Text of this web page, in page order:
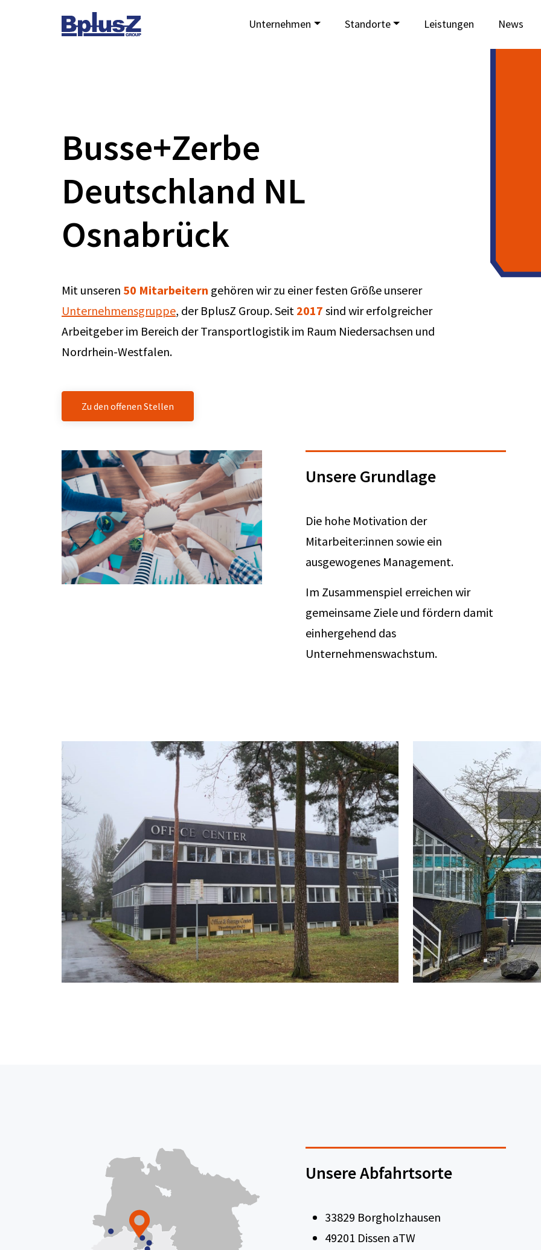
Toggle navigation
Unternehmen Standorte Leistungen News
Busse+Zerbe
Deutschland NL
Osnabrück
Mit unseren 50 Mitarbeitern gehören wir zu einer festen Größe unserer
Unternehmensgruppe, der BplusZ Group. Seit 2017 sind wir erfolgreicher
Arbeitgeber im Bereich der Transportlogistik im Raum Niedersachsen und
Nordrhein-Westfalen.
Zu den offenen Stellen
Unsere Grundlage
Die hohe Motivation der
Mitarbeiter:innen sowie ein
ausgewogenes Management.
Im Zusammenspiel erreichen wir
gemeinsame Ziele und fördern damit
einhergehend das
Unternehmenswachstum.
Unsere Abfahrtsorte
33829 Borgholzhausen
49201 Dissen aTW